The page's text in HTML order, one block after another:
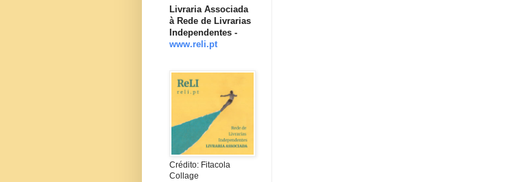
Livraria Associada
à Rede de Livrarias
Independentes -
www.reli.pt
Crédito: Fitacola
Collage